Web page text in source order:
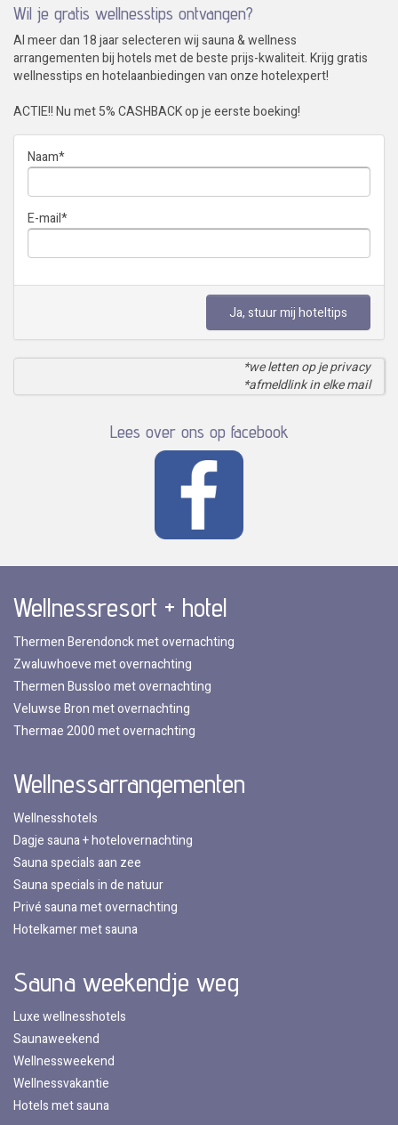
Wil je gratis wellnesstips ontvangen?
Al meer dan 18 jaar selecteren wij sauna & wellness
arrangementen bij hotels met de beste prijs-kwaliteit. Krijg gratis
wellnesstips en hotelaanbiedingen van onze hotelexpert!
ACTIE!! Nu met 5% CASHBACK op je eerste boeking!
Naam*
E-mail*
Ja, stuur mij hoteltips
*we letten op je privacy
*afmeldlink in elke mail
Lees over ons op facebook
Wellnessresort + hotel
Thermen Berendonck met overnachting
Zwaluwhoeve met overnachting
Thermen Bussloo met overnachting
Veluwse Bron met overnachting
Thermae 2000 met overnachting
Wellnessarrangementen
Wellnesshotels
Dagje sauna + hotelovernachting
Sauna specials aan zee
Sauna specials in de natuur
Privé sauna met overnachting
Hotelkamer met sauna
Sauna weekendje weg
Luxe wellnesshotels
Saunaweekend
Wellnessweekend
Wellnessvakantie
Hotels met sauna